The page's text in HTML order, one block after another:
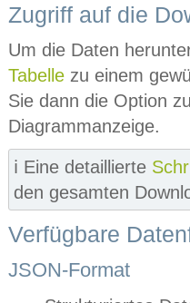
Zugriff auf die
Um die Daten
Tabelle zu einem
Sie dann die Option
Diagrammanzeige.
ℹ️ Eine detaillierte
den gesamten
Verfügbare
JSON-Format